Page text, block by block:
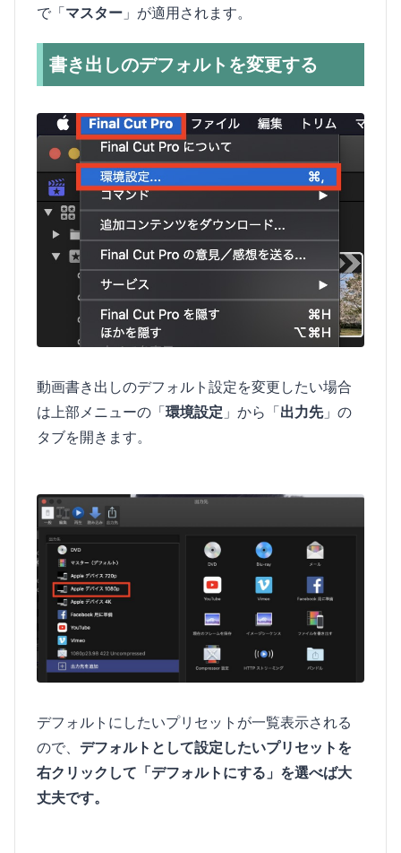
で「マスター 」が適用されます。
書き出しのデフォルトを変更する
動画書き出しのデフォルト設定を変更したい場合
は上部メニューの「環境設定 」から「出力先」の
タブを開きます。
デフォルトにしたいプリセットが一覧表示される
ので、 デフォルトとして設定したいプリセットを
右クリックして「デフォルトにする」を選べば大
丈夫です。